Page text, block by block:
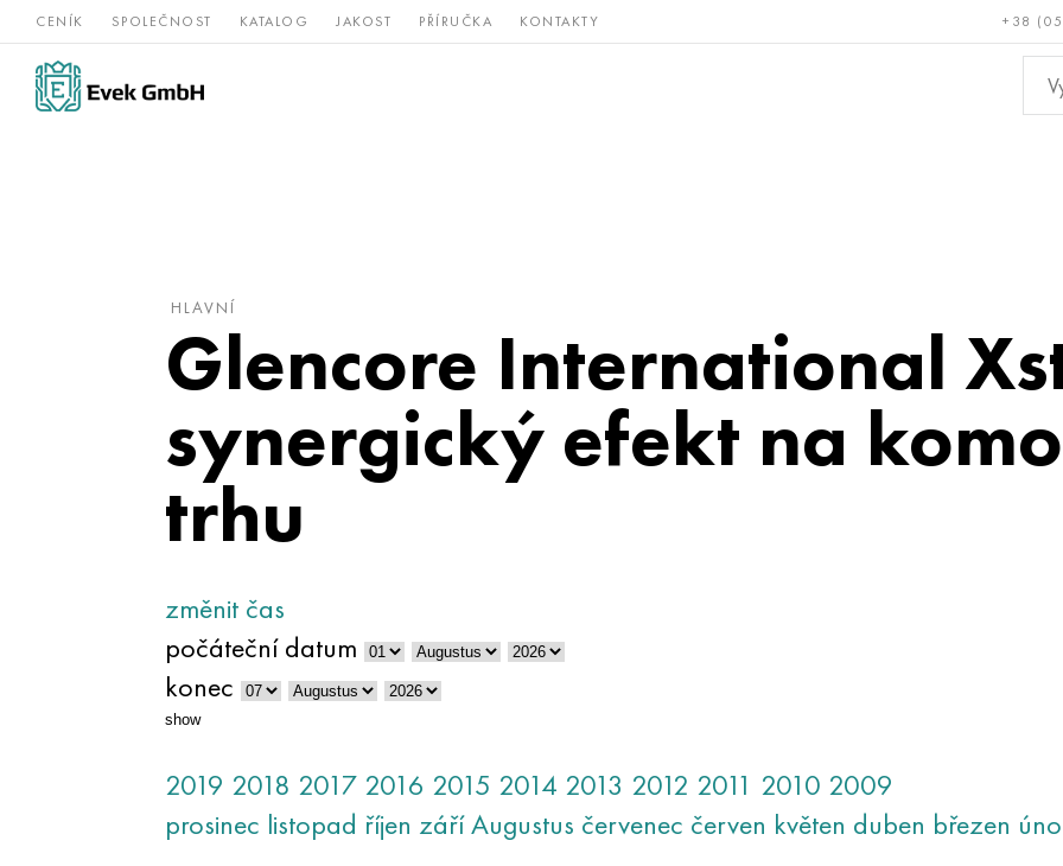
CENÍK SPOLEČNOST KATALOG JAKOST PŘÍRUČKA KONTAKTY +38
Slitiny
niklu
nerezová Vzácné a Bronz, měď,
HLAVNÍ
Glencore International
synergický efekt na
trhu
změnit čas
počáteční datum
konec
show
2019 2018 2017 2016 2015 2014 2013 2012 2011 2010 2009
prosinec listopad říjen záříAugustus červenec červen květen duben březen